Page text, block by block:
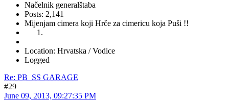
Načelnik generalštaba
Posts: 2,141
Mijenjam cimera koji Hrče za cimericu koja Puši !!
Location: Hrvatska / Vodice
Logged
Re: PB_SS GARAGE
#29
June 09, 2013, 09:27:35 PM